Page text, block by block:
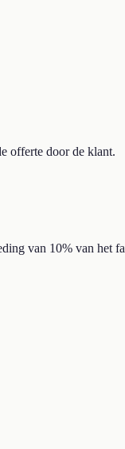
offerte door de klant.
van 10% van het